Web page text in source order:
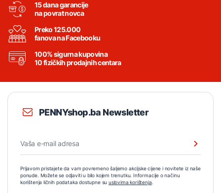
15 dana garancije
na povrat novca
Preko 125.000
fanova na Facebooku
100% sigurna kupovina
10 fizičkih prodajnih centara
PENNYshop.ba Newsletter
Prijavom pristajete da vam povremeno šaljemo akcijske cijene i novitete iz naše
ponude. Možete se odjaviti u bilo kojem trenutku. Informacije o načinu
korištenja ličnih podataka dostupne su uslovima korištenja.